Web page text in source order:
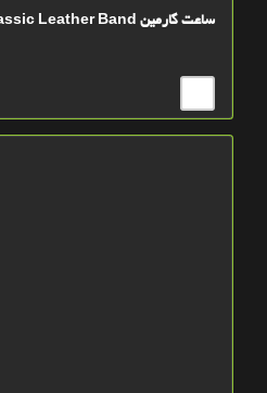
ساعت گارمین Lily 2 Classic Leather Band